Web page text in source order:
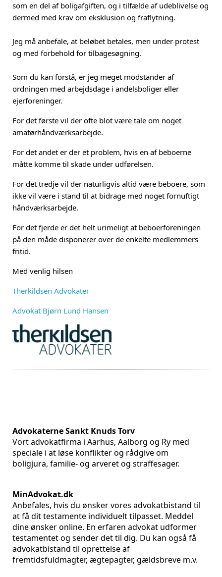
som en del af boligafgiften, og i tilfælde af udeblivelse og
dermed med krav om eksklusion og fraflytning.
Jeg må anbefale, at beløbet betales, men under protest
og med forbehold for tilbagesøgning.
Som du kan forstå, er jeg meget modstander af
ordningen med arbejdsdage i andelsboliger eller
ejerforeninger.
For det første vil der ofte blot være tale om noget
amatørhåndværksarbejde.
For det andet er der et problem, hvis en af beboerne
måtte komme til skade under udførelsen.
For det tredje vil der naturligvis altid være beboere, som
ikke vil være i stand til at bidrage med noget fornuftigt
håndværksarbejde.
For det fjerde er det helt urimeligt at beboerforeningen
på den måde disponerer over de enkelte medlemmers
fritid.
Med venlig hilsen
Therkildsen Advokater
Advokat Bjørn Lund Hansen
Advokaterne Sankt Knuds Torv
Vort advokatfirma i Aarhus, Aalborg og Ry med
speciale i at løse konflikter og rådgive om
boligjura, familie- og arveret og straffesager.
MinAdvokat.dk
Anbefales, hvis du ønsker vores advokatbistand til
at få dit testamente individuelt tilpasset. Meddel
dine ønsker online. En erfaren advokat udformer
testamentet og sender det til dig. Du kan også få
advokatbistand til oprettelse af
fremtidsfuldmagter, ægtepagter, gældsbreve m.v.